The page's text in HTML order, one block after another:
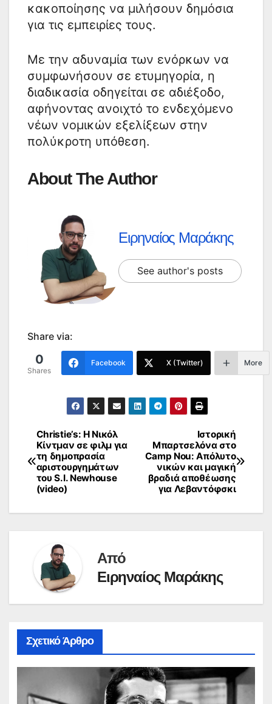
κακοποίησης να μιλήσουν δημόσια
για τις εμπειρίες τους.
Με την αδυναμία των ενόρκων να
συμφωνήσουν σε ετυμηγορία, η
διαδικασία οδηγείται σε αδιέξοδο,
αφήνοντας ανοιχτό το ενδεχόμενο
νέων νομικών εξελίξεων στην
πολύκροτη υπόθεση.
About The Author
Ειρηναίος Μαράκης
See author's posts
Share via:
0
Shares
Facebook X (Twitter) More
Πλοήγηση
άρθρων
Ιστορική
Μπαρτσελόνα στο
Camp Nou: Απόλυτο
νικών και μαγική
βραδιά αποθέωσης
για Λεβαντόφσκι
Christie’s: Η Νικόλ
Κίντμαν σε φιλμ για
τη δημοπρασία
αριστουργημάτων
του S.I. Newhouse
(video)
Από
Ειρηναίος Μαράκης
Σχετικό Άρθρο